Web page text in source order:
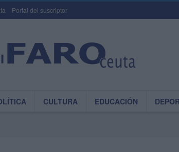
Portal del suscriptor
CULTURA EDUCACIÓN